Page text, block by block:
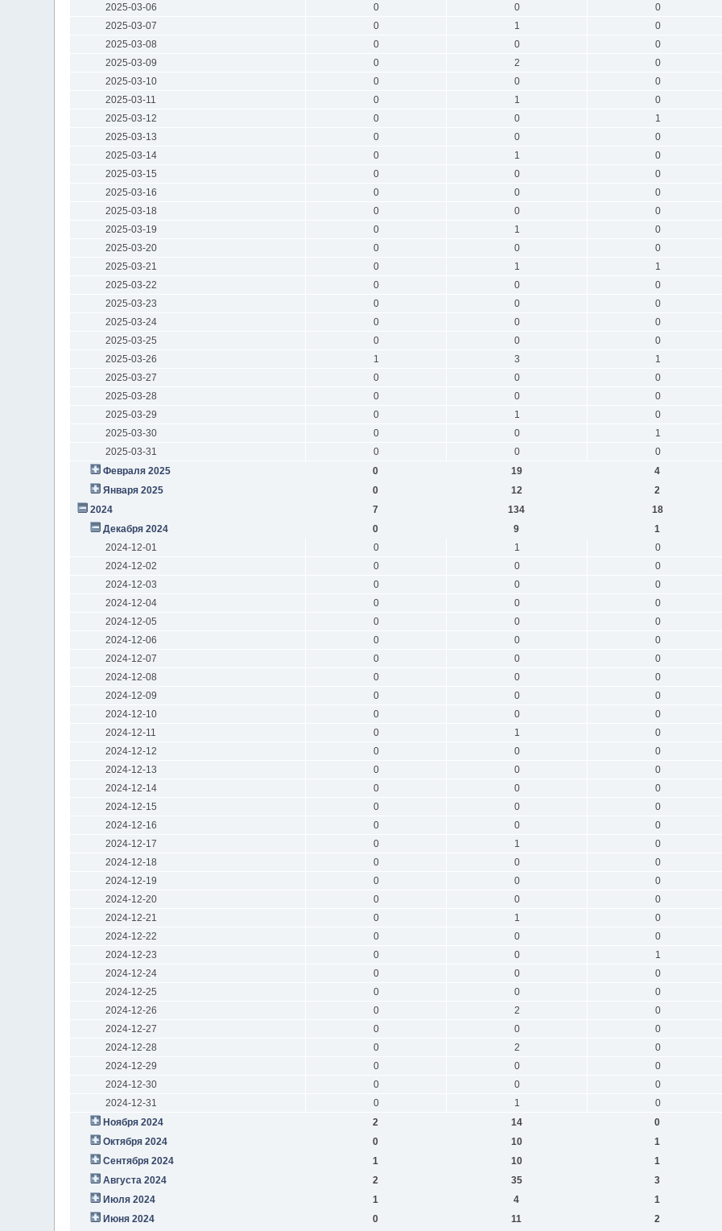
2025-03-06
0 0 0
2025-03-07
0 1 0
2025-03-08
0 0 0
2025-03-09
0 2 0
2025-03-10
0 0 0
2025-03-11
0 1 0
2025-03-12
0 0 1
2025-03-13
0 0 0
2025-03-14
0 1 0
2025-03-15
0 0 0
2025-03-16
0 0 0
2025-03-18
0 0 0
2025-03-19
0 1 0
2025-03-20
0 0 0
2025-03-21
0 1 1
2025-03-22
0 0 0
2025-03-23
0 0 0
2025-03-24
0 0 0
2025-03-25
0 0 0
2025-03-26
1 3 1
2025-03-27
0 0 0
2025-03-28
0 0 0
2025-03-29
0 1 0
2025-03-30
0 0 1
2025-03-31
0 0 0
Февраля 2025
0 19 4
Января 2025
0 12 2
2024
7 134 18
Декабря 2024
0 9 1
2024-12-01
0 1 0
2024-12-02
0 0 0
2024-12-03
0 0 0
2024-12-04
0 0 0
2024-12-05
0 0 0
2024-12-06
0 0 0
2024-12-07
0 0 0
2024-12-08
0 0 0
2024-12-09
0 0 0
2024-12-10
0 0 0
2024-12-11
0 1 0
2024-12-12
0 0 0
2024-12-13
0 0 0
2024-12-14
0 0 0
2024-12-15
0 0 0
2024-12-16
0 0 0
2024-12-17
0 1 0
2024-12-18
0 0 0
2024-12-19
0 0 0
2024-12-20
0 0 0
2024-12-21
0 1 0
2024-12-22
0 0 0
2024-12-23
0 0 1
2024-12-24
0 0 0
2024-12-25
0 0 0
2024-12-26
0 2 0
2024-12-27
0 0 0
2024-12-28
0 2 0
2024-12-29
0 0 0
2024-12-30
0 0 0
2024-12-31
0 1 0
Ноября 2024
2 14 0
Октября 2024
0 10 1
Сентября 2024
1 10 1
Августа 2024
2 35 3
Июля 2024
1 4 1
Июня 2024
0 11 2